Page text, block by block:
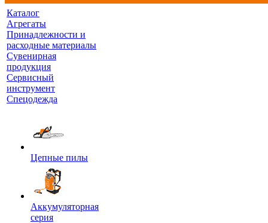
Каталог
Агрегаты
Принадлежности и
расходные материалы
Сувенирная
продукция
Сервисный
инструмент
Спецодежда
Цепные пилы
Аккумуляторная
серия